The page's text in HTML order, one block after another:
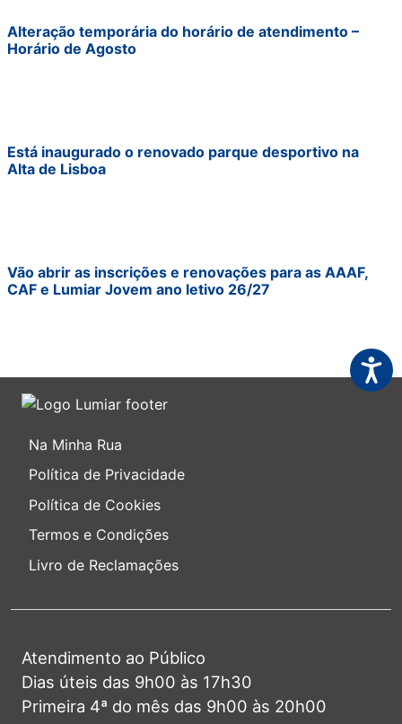
Alteração temporária do horário de atendimento –
Horário de Agosto
Está inaugurado o renovado parque desportivo na
Alta de Lisboa
Vão abrir as inscrições e renovações para as AAAF,
CAF e Lumiar Jovem ano letivo 26/27
Na Minha Rua
Política de Privacidade
Política de Cookies
Termos e Condições
Livro de Reclamações
Atendimento ao Público
Dias úteis das 9h00 às 17h30
Primeira 4ª do mês das 9h00 às 20h00